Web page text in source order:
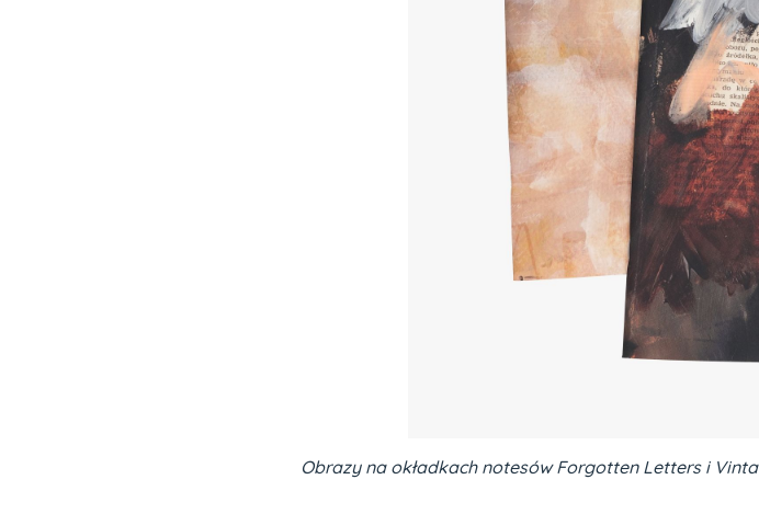
Obrazy na okładkach notesów Forgotten Letters i